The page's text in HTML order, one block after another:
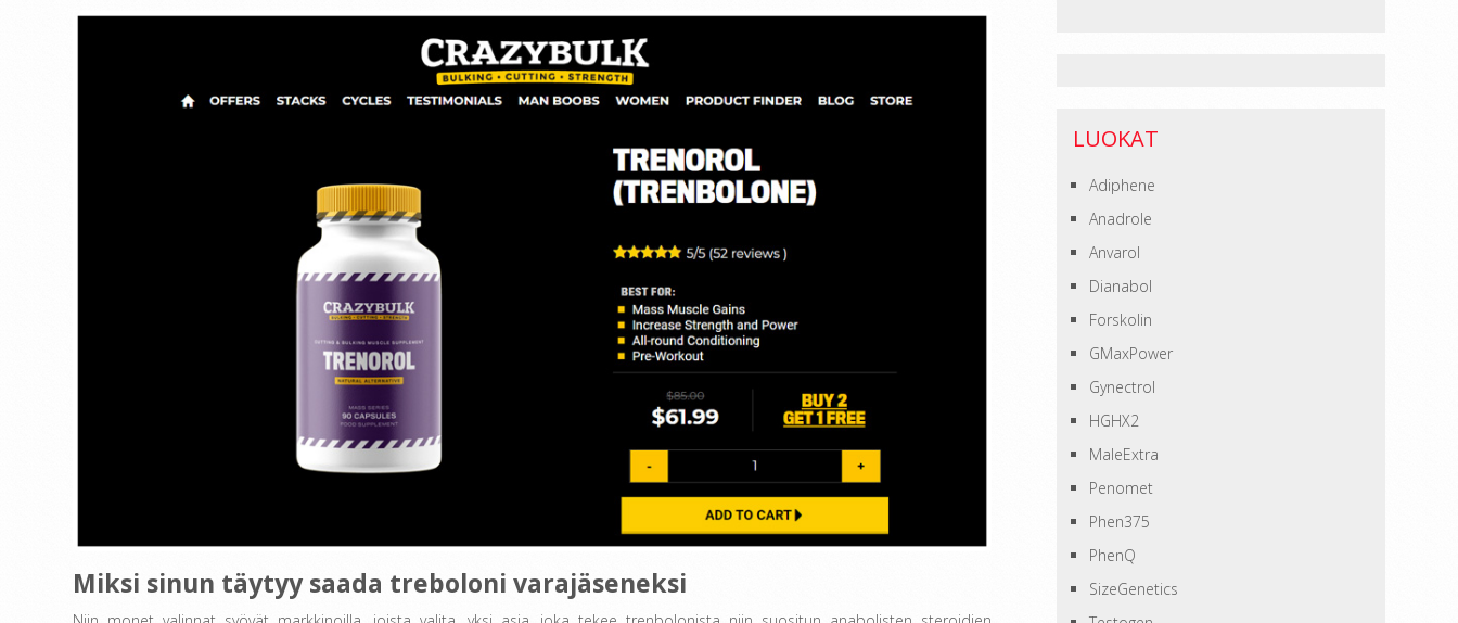
Miksi sinun täytyy saada treboloni varajäseneksi
LUOKAT
Adiphene
Anadrole
Anvarol
Dianabol
Forskolin
GMaxPower
Gynectrol
HGHX2
MaleExtra
Penomet
Phen375
PhenQ
SizeGenetics